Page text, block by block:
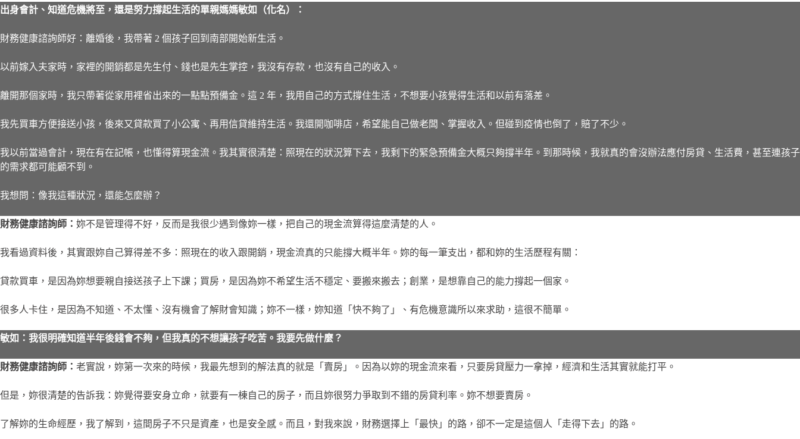
出身會計、知道危機將至，還是努力撐起生活的單親媽媽敏如（化名）：
財務健康諮詢師好：離婚後，我帶著 2 個孩子回到南部開始新生活。
以前嫁入夫家時，家裡的開銷都是先生付、錢也是先生掌控，我沒有存款，也沒有自己的收入。
離開那個家時，我只帶著從家用裡省出來的一點點預備金。這 2 年，我用自己的方式撐住生活，不想要小孩覺得生活和以前有落差。
我先買車方便接送小孩，後來又貸款買了小公寓、再用信貸維持生活。我還開咖啡店，希望能自己做老闆、掌握收入。但碰到疫情也倒了，賠了不少。
我以前當過會計，現在有在記帳，也懂得算現金流。我其實很清楚：照現在的狀況算下去，我剩下的緊急預備金大概只夠撐半年。到那時候，我就真的會沒辦法應付房貸、生活費，甚至連孩子
的需求都可能顧不到。
我想問：像我這種狀況，還能怎麼辦？
財務健康諮詢師： 妳不是管理得不好，反而是我很少遇到像妳一樣，把自己的現金流算得這麼清楚的人。
我看過資料後，其實跟妳自己算得差不多：照現在的收入跟開銷，現金流真的只能撐大概半年。妳的每一筆支出，都和妳的生活歷程有關：
貸款買車，是因為妳想要親自接送孩子上下課；買房，是因為妳不希望生活不穩定、要搬來搬去；創業，是想靠自己的能力撐起一個家。
很多人卡住，是因為不知道、不太懂、沒有機會了解財會知識；妳不一樣，妳知道「快不夠了」、有危機意識所以來求助，這很不簡單。
敏如：我很明確知道半年後錢會不夠，但我真的不想讓孩子吃苦。我要先做什麼？
財務健康諮詢師： 老實說，妳第一次來的時候，我最先想到的解法真的就是「賣房」。因為以妳的現金流來看，只要房貸壓力一拿掉，經濟和生活其實就能打平。
但是，妳很清楚的告訴我：妳覺得要安身立命，就要有一棟自己的房子，而且妳很努力爭取到不錯的房貸利率。妳不想要賣房。
了解妳的生命經歷，我了解到，這間房子不只是資產，也是安全感。而且，對我來說，財務選擇上「最快」的路，卻不一定是這個人「走得下去」的路。